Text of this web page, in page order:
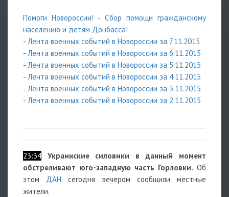
Помоги Новороссии! - Сбор помощи гражданскому
населению и детям Донбасса!
- Лента военных событий в Новороссии за 7.11.2015
- Лента военных событий в Новороссии за 6.11.2015
- Лента военных событий в Новороссии за 5.11.2015
- Лента военных событий в Новороссии за 4.11.2015
- Лента военных событий в Новороссии за 3.11.2015
- Лента военных событий в Новороссии за 2.11.2015
23:34
Украинские силовики в данный момент
обстреливают юго-западную часть Горловки. Об
этом ДАН сегодня вечером сообщили местные
жители.